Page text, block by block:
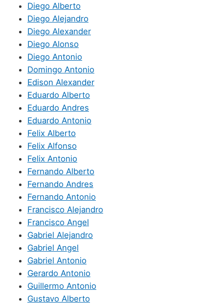
Diego Alberto
Diego Alejandro
Diego Alexander
Diego Alonso
Diego Antonio
Domingo Antonio
Edison Alexander
Eduardo Alberto
Eduardo Andres
Eduardo Antonio
Felix Alberto
Felix Alfonso
Felix Antonio
Fernando Alberto
Fernando Andres
Fernando Antonio
Francisco Alejandro
Francisco Angel
Gabriel Alejandro
Gabriel Angel
Gabriel Antonio
Gerardo Antonio
Guillermo Antonio
Gustavo Alberto